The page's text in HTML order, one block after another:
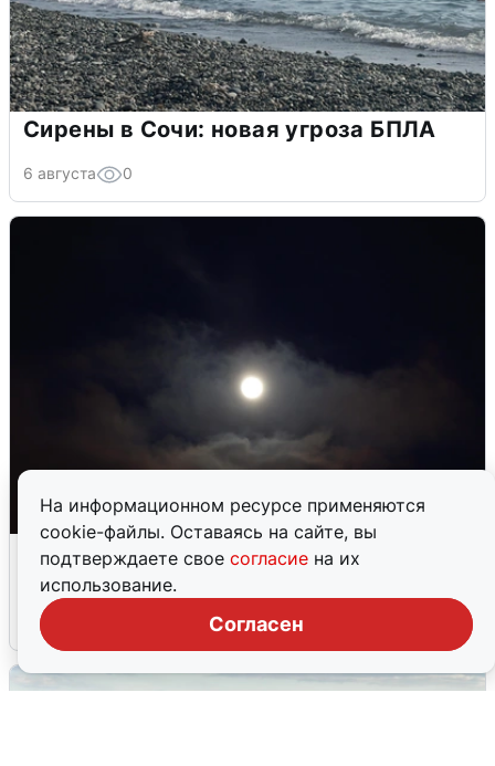
На информационном ресурсе применяются
cookie-файлы. Оставаясь на сайте, вы
подтверждаете свое согласие на их
использование.
Согласен
Сирены в Сочи: новая угроза БПЛА
6 августа 0
Взрывы в Воронеже после сигнала
тревоги
5 августа